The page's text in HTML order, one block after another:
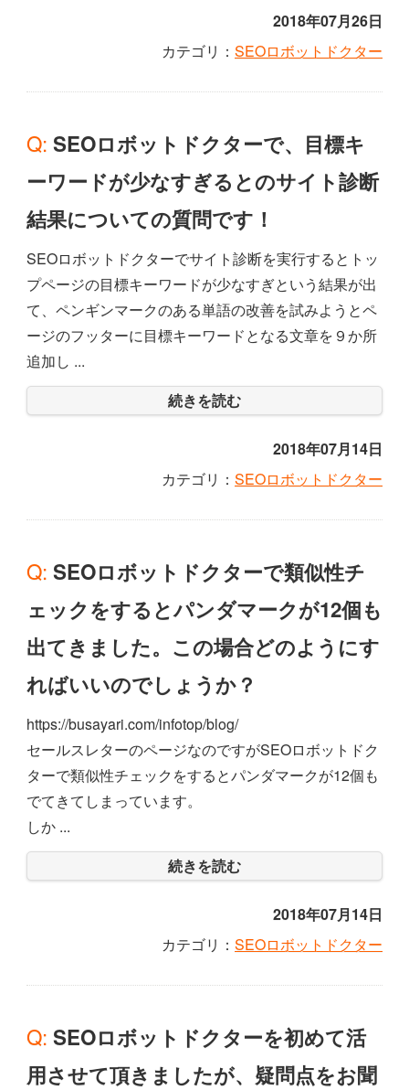
2018年07月26日
カテゴリ： SEOロボットドクター
Q: SEOロボットドクターで、目標キ
ーワードが少なすぎるとのサイト診断
結果についての質問です！
SEOロボットドクターでサイト診断を実行するとトッ
プページの目標キーワードが少なすぎという結果が出
て、ペンギンマークのある単語の改善を試みようとペ
ージのフッターに目標キーワードとなる文章を９か所
追加し ...
続きを読む
2018年07月14日
カテゴリ： SEOロボットドクター
Q: SEOロボットドクターで類似性チ
ェックをするとパンダマークが12個も
出てきました。この場合どのようにす
ればいいのでしょうか？
https://busayari.com/infotop/blog/
セールスレターのページなのですがSEOロボットドク
ターで類似性チェックをするとパンダマークが12個も
でてきてしまっています。
しか ...
続きを読む
2018年07月14日
カテゴリ： SEOロボットドクター
Q: SEOロボットドクターを初めて活
用させて頂きましたが、疑問点をお聞